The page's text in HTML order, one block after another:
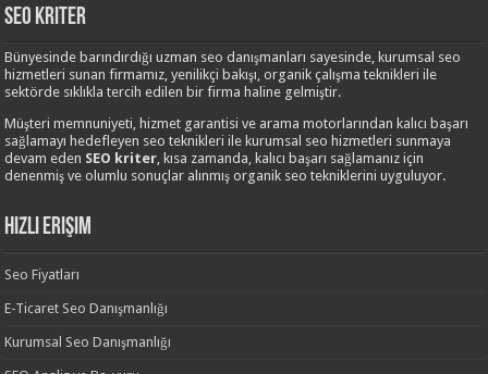
Seo Kriter
Bünyesinde barındırdığı uzman seo danışmanları sayesinde, kurumsal seo
hizmetleri sunan firmamız, yenilikçi bakışı, organik çalışma teknikleri ile
sektörde sıklıkla tercih edilen bir firma haline gelmiştir.
Müşteri memnuniyeti, hizmet garantisi ve arama motorlarından kalıcı başarı
sağlamayı hedefleyen seo teknikleri ile kurumsal seo hizmetleri sunmaya
devam eden SEO kriter , kısa zamanda, kalıcı başarı sağlamanız için
denenmiş ve olumlu sonuçlar alınmış organik seo tekniklerini uyguluyor.
Hızlı Erişim
Seo Fiyatları
E-Ticaret Seo Danışmanlığı
Kurumsal Seo Danışmanlığı